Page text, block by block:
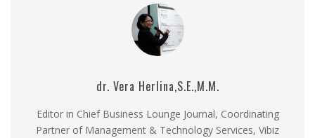
dr. Vera Herlina,S.E.,M.M.
Editor in Chief Business Lounge Journal, Coordinating
Partner of Management & Technology Services, Vibiz